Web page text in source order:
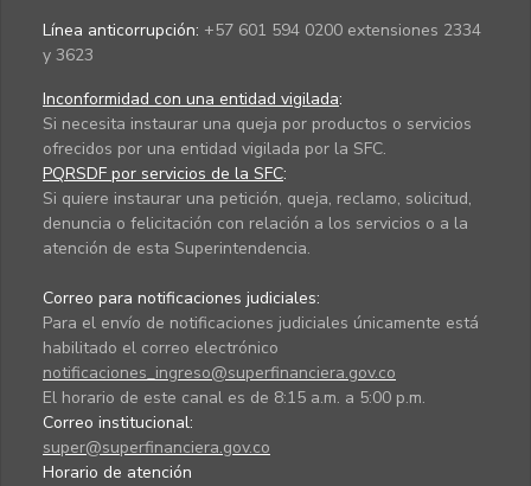
Línea anticorrupción: +57 601 594 0200 extensiones 2334
y 3623
Inconformidad con una entidad vigilada:
Si necesita instaurar una queja por productos o servicios
ofrecidos por una entidad vigilada por la SFC.
PQRSDF por servicios de la SFC:
Si quiere instaurar una petición, queja, reclamo, solicitud,
denuncia o felicitación con relación a los servicios o a la
atención de esta Superintendencia.
Correo para notificaciones judiciales:
Para el envío de notificaciones judiciales únicamente está
habilitado el correo electrónico
notificaciones_ingreso@superfinanciera.gov.co
El horario de este canal es de 8:15 a.m. a 5:00 p.m.
Correo institucional:
super@superfinanciera.gov.co
Horario de atención